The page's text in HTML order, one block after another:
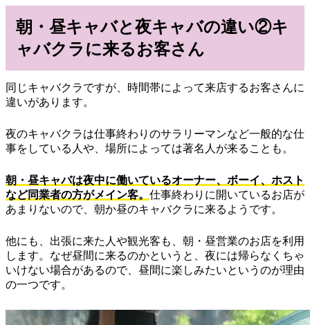
朝・昼キャバと夜キャバの違い②キ
ャバクラに来るお客さん
同じキャバクラですが、時間帯によって来店するお客さんに
違いがあります。
夜のキャバクラは仕事終わりのサラリーマンなど一般的な仕
事をしている人や、場所によっては著名人が来ることも。
朝・昼キャバは夜中に働いているオーナー、ボーイ、ホスト
など同業者の方がメイン客。 仕事終わりに開いているお店が
あまりないので、朝か昼のキャバクラに来るようです。
他にも、出張に来た人や観光客も、朝・昼営業のお店を利用
します。なぜ昼間に来るのかというと、夜には帰らなくちゃ
いけない場合があるので、昼間に楽しみたいというのが理由
の一つです。